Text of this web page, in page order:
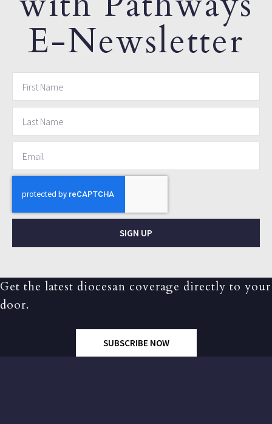
E-Newsletter
SIGN UP
Get the latest diocesan coverage directly to your
door.
SUBSCRIBE NOW